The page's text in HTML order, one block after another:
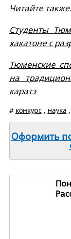
Читайте
Студенты
хакатоне с
Тюменские
на
каратэ
# конкурс , наука ,
Оформить